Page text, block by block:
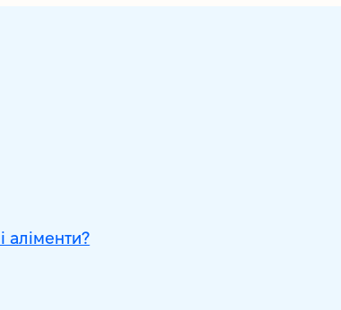
аліменти?